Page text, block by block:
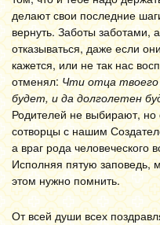
делают свои последние
вернуть. Заботы заботами,
отказываться, даже если
кажется, или не так нас
отменял: Чти отца
будет, и да долголетен
Родителей не выбирают,
сотворцы с нашим
а враг рода человеческого
Исполняя пятую заповедь,
этом нужно помнить.
От всей души всех